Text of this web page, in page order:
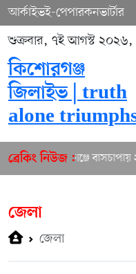
আর্কাইভই-পেপারকনভার্টার
শুক্রবার, ৭ই আগস্ট ২০২৬,
কিশোরগঞ্জ
জিলাইভ | truth
alone
ব্রেকিং নিউজ :
কিশোরগঞ্জে বাসচাপায় ২
জেলা
জেলা